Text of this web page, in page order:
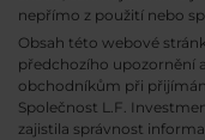
nepřímo z použití nebo
Obsah této webové
předchozího upozornění
obchodníkům při
Společnost L.F.
zajistila správnost